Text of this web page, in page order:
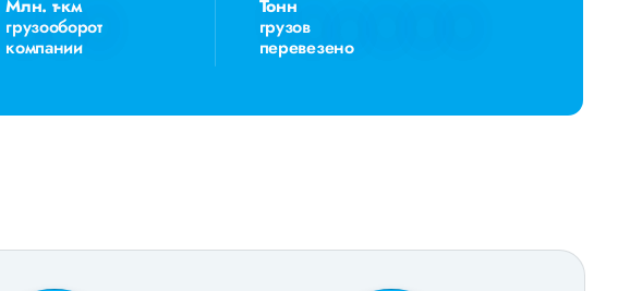
Млн. т-км
грузооборот
компании
Тонн
грузов
перевезено